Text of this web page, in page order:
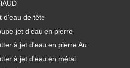
d'eau de tête
jet d'eau en pierre
à jet d'eau en pierre Au
à jet d'eau en métal